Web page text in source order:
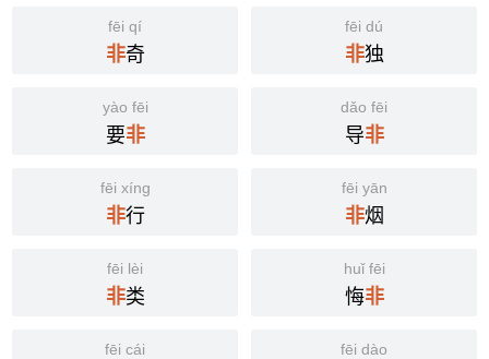
fēi qí
非奇
fēi dú
非独
yào fēi
要非
dǎo fēi
导非
fēi xíng
非行
fēi yān
非烟
fēi lèi
非类
huǐ fēi
悔非
fēi cái fēi dào